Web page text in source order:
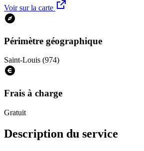
Voir sur la carte
Périmètre géographique
Saint-Louis (974)
Frais à charge
Gratuit
Description du service